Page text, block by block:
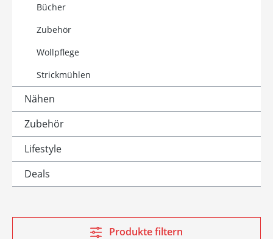
Bücher
Zubehör
Wollpflege
Strickmühlen
Nähen
Zubehör
Lifestyle
Deals
Produkte filtern